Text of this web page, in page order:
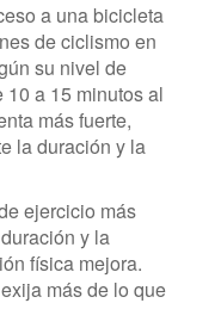
a una bicicleta
de ciclismo en
su nivel de
a 15 minutos al
más fuerte,
la duración y la
ejercicio más
y la
física mejora.
más de lo que